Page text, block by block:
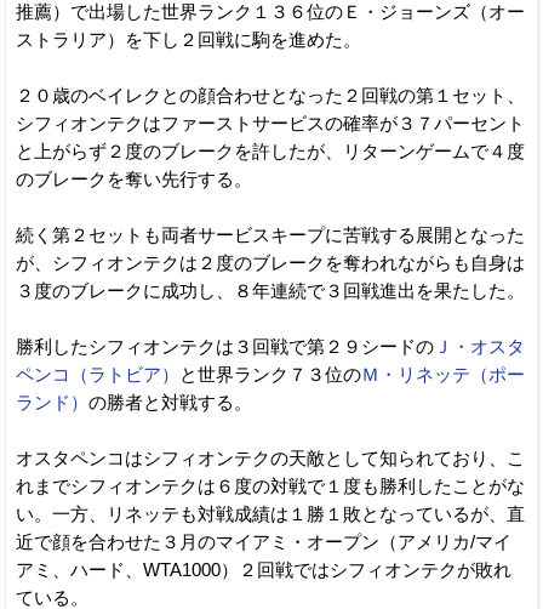
推薦）で出場した世界ランク１３６位のＥ・ジョーンズ（オー
ストラリア）を下し２回戦に駒を進めた。
２０歳のベイレクとの顔合わせとなった２回戦の第１セット、
シフィオンテクはファーストサービスの確率が３７パーセント
と上がらず２度のブレークを許したが、リターンゲームで４度
のブレークを奪い先行する。
続く第２セットも両者サービスキープに苦戦する展開となった
が、シフィオンテクは２度のブレークを奪われながらも自身は
３度のブレークに成功し、８年連続で３回戦進出を果たした。
勝利したシフィオンテクは３回戦で第２９シードの Ｊ・オスタ
ペンコ（ラトビア）
と世界ランク７３位のＭ・リネッテ（ポー
ランド） の勝者と対戦する。
オスタペンコはシフィオンテクの天敵として知られており、こ
れまでシフィオンテクは６度の対戦で１度も勝利したことがな
い。一方、リネッテも対戦成績は１勝１敗となっているが、直
近で顔を合わせた３月のマイアミ・オープン（アメリカ/マイ
アミ、ハード、WTA1000）２回戦ではシフィオンテクが敗れ
ている。